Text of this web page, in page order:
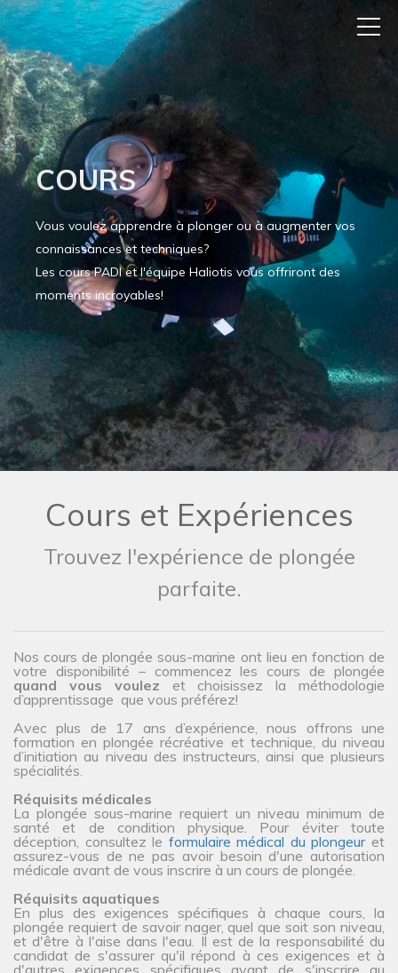
COURS
Vous voulez apprendre à plonger ou à augmenter vos
connaissances et techniques?
Les cours PADI et l'équipe Haliotis vous offriront des
moments incroyables!
Cours et Expériences
Trouvez l'expérience de plongée
parfaite.
Nos cours de plongée sous-marine ont lieu en fonction de
votre disponibilité – commencez les cours de plongée
quand vous voulez et choisissez la méthodologie
d’apprentissage que vous préférez!
Avec plus de 17 ans d’expérience, nous offrons une
formation en plongée récréative et technique, du niveau
d’initiation au niveau des instructeurs, ainsi que plusieurs
spécialités.
Réquisits médicales
La plongée sous-marine requiert un niveau minimum de
santé et de condition physique. Pour éviter toute
déception, consultez le formulaire médical du plongeuret
assurez-vous de ne pas avoir besoin d'une autorisation
médicale avant de vous inscrire à un cours de plongée.
Réquisits aquatiques
En plus des exigences spécifiques à chaque cours, la
plongée requiert de savoir nager, quel que soit son niveau,
et d'être à l'aise dans l'eau. Il est de la responsabilité du
candidat de s'assurer qu'il répond à ces exigences et à